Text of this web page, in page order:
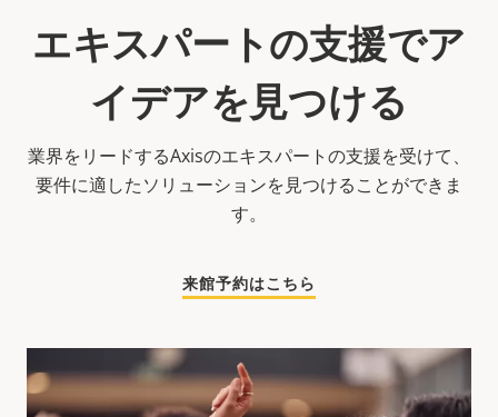
エキスパートの支援でア
イデアを見つける
業界をリードするAxisのエキスパートの支援を受けて、
要件に適したソリューションを見つけることができま
す。
来館予約はこちら